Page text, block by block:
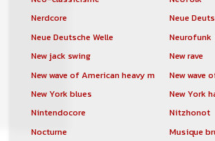
Nerdcore
Neue
Neue Deutsche Welle
Neurofunk
New jack swing
New rave
New wave of American heavy metalNew wave
New York blues
New York
Nintendocore
Nitzhonot
Nocturne
Musique